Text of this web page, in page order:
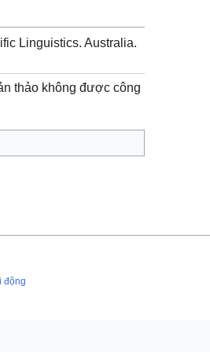
Linguistics. Australia.
thảo không được công
động